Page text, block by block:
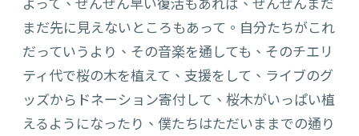
まだ先に見えないところもあって。自分たちがこれ
だっていうより、その音楽を通しても、そのチエリ
ティ代で桜の木を植えて、支援をして、ライブのグ
ッズからドネーション寄付して、桜木がいっぱい植
えるようになったり、僕たちはただいままでの通り